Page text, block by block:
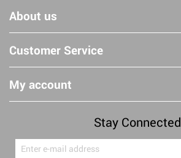
About us
Customer Service
My account
Stay Connected